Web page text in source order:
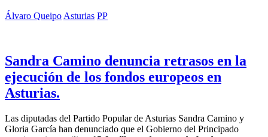
Álvaro Queipo Asturias PP
Sandra Camino denuncia retrasos en la
ejecución de los fondos europeos en
Asturias.
Las diputadas del Partido Popular de Asturias Sandra Camino y
Gloria García han denunciado que el Gobierno del Principado